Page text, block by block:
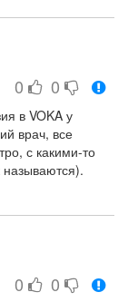
0 0
в VOKA у
врач, все
с какими-то
мне
0 0